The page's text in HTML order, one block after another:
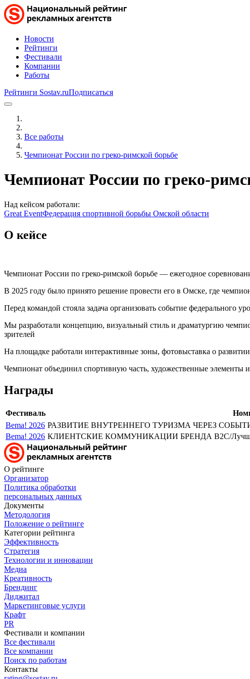
Новости
Рейтинги
Фестивали
Компании
Работы
Рейтинги Sostav.ruПодписаться
Все работы
Чемпионат России по греко-римской борьбе
Чемпионат России по греко-
Над кейсом работали:
Great EventФедерация спортивной борьбы Омской области
О кейсе
Чемпионат России по греко-римской борьбе — ежегодное
В 2025 году было принято решение провести его в Омске, где
Перед командой стояла задача организовать событие федерального
Мы разработали концепцию, визуальный стиль и драматургию
зрителей
На площадке работали интерактивные зоны, фотовыставка о
Чемпионат объединил спортивную часть, художественные элементы
Награды
Фестиваль
Bema! 2026 РАЗВИТИЕ ВНУТРЕННЕГО ТУРИЗМА ЧЕРЕЗ
Bema! 2026 КЛИЕНТСКИЕ КОММУНИКАЦИИ БРЕНДА B2C/
О рейтинге
Организатор
Политика обработки
персональных данных
Документы
Методология
Положение о рейтинге
Категории рейтинга
Эффективность
Стратегия
Технологии и инновации
Медиа
Креативность
Брендинг
Диджитал
Маркетинговые услуги
Крафт
PR
Фестивали и компании
Все фестивали
Все компании
Поиск по работам
Контакты